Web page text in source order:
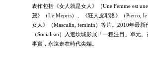
表作包括《女人就是女人》（Une Femme est
蔑》（Le Mepris）、《狂人皮耶洛》（Pierro, le
女人》（Masculin, feminin）等片。2010年最新
（Socialism）入選坎城影展「一種注目」單元
事實，永遠走在時代尖端。